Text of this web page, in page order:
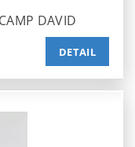
DAVID
DETAIL